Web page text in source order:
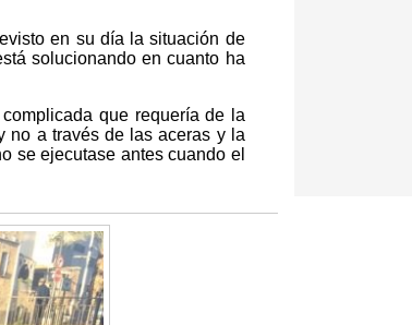
en su día la situación de
solucionando en cuanto ha
que requería de la
no a través de las aceras y la
se ejecutase antes cuando el